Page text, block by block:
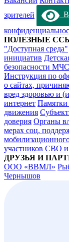
зрителей
ПОЛЕЗНЫЕ
"Доступная среда"
инициатив
безопасности
Инструкция по
о сайтах,
вред здоровью и
интернет Памятки
движения
доверия Органы
мерах соц.
участников СВО и
ДРУЗЬЯ И
ООО «ВВМЛ»
Чернышов